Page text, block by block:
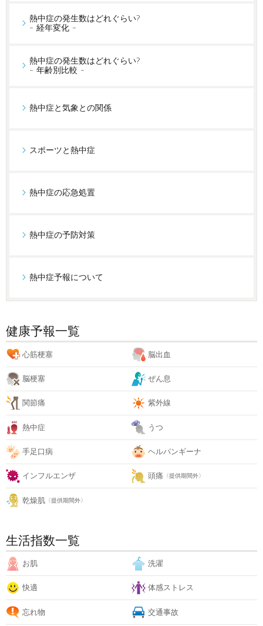
熱中症の発生数はどれぐらい?
- 経年変化 -
熱中症の発生数はどれぐらい?
- 年齢別比較 -
熱中症と気象との関係
スポーツと熱中症
熱中症の応急処置
熱中症の予防対策
熱中症予報について
健康予報一覧
心筋梗塞 脳出血
脳梗塞 ぜん息
関節痛 紫外線
熱中症 うつ
手足口病 ヘルパンギーナ
インフルエンザ 頭痛 〈提供期間外〉
乾燥肌 〈提供期間外〉
生活指数一覧
お肌 洗濯
快適 体感ストレス
忘れ物 交通事故